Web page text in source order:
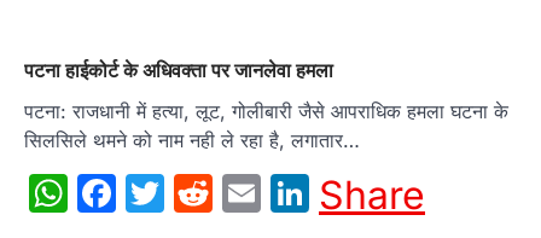
पटना हाईकोर्ट के अधिवक्ता पर जानलेवा हमला
पटना: राजधानी में हत्या, लूट, गोलीबारी जैसे आपराधिक हमला घटना के
सिलसिले थमने को नाम नही ले रहा है, लगातार…
WhatsApp
Facebook
Twitter
Reddit
EmailLinkedIn
Share